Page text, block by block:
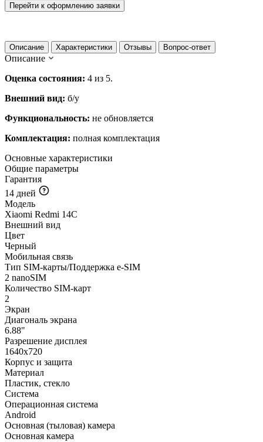
Перейти к оформлению заявки
Описание Характеристики Отзывы Вопрос-ответ
Описание
Оценка состояния: 4 из 5.
Внешний вид: б/у
Функциональность: не обновляется
Комплектация: полная комплектация
Основные характеристики
Общие параметры
Гарантия
14 дней
Модель
Xiaomi Redmi 14C
Внешний вид
Цвет
Черный
Мобильная связь
Тип SIM-карты/Поддержка e-SIM
2 nanoSIM
Количество SIM-карт
2
Экран
Диагональ экрана
6.88"
Разрешение дисплея
1640x720
Корпус и защита
Материал
Пластик, стекло
Система
Операционная система
Android
Основная (тыловая) камера
Основная камера